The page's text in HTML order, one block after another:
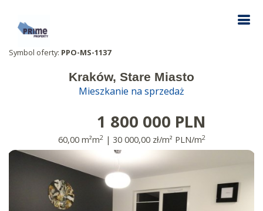
Symbol oferty: PPO-MS-1137
Kraków, Stare Miasto
Mieszkanie na sprzedaż
1 800 000 PLN
60,00 m²m2| 30 000,00 zł/m² PLN/m2